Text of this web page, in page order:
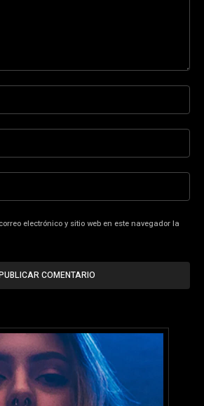
electrónico y sitio web en este navegador la